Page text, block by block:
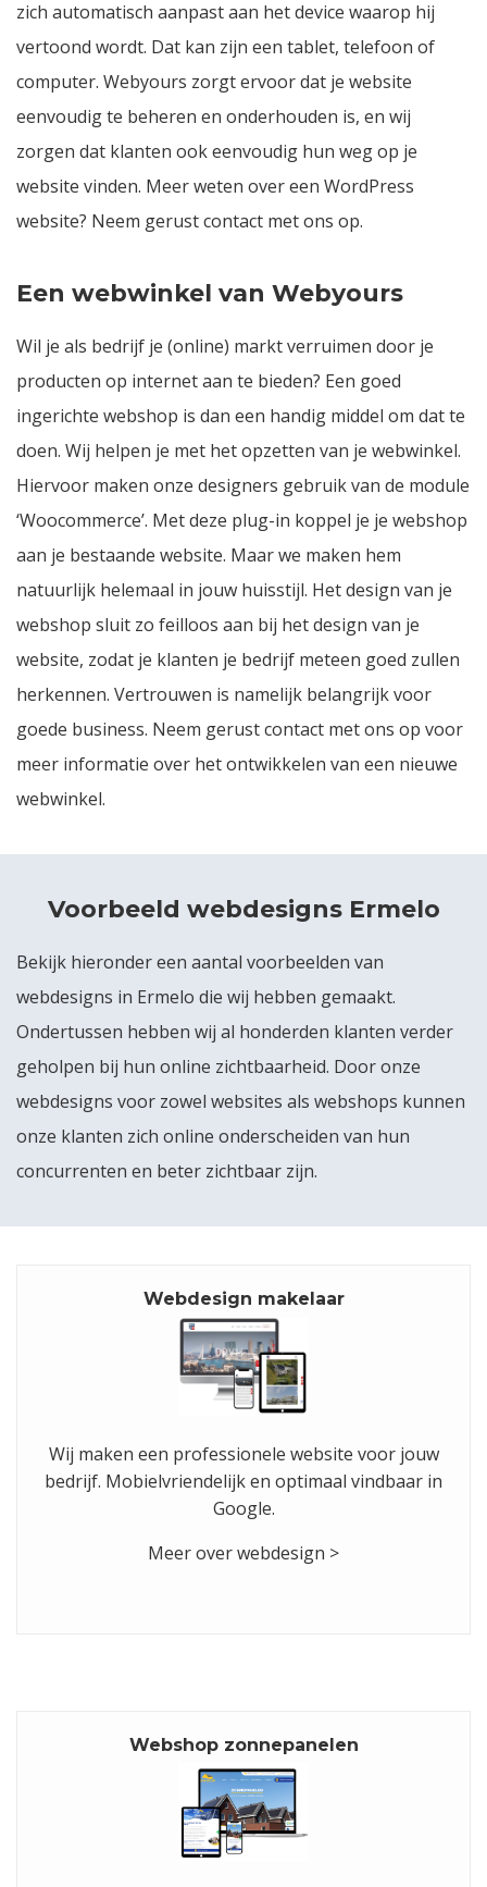
zich automatisch aanpast aan het device waarop hij
vertoond wordt. Dat kan zijn een tablet, telefoon of
computer. Webyours zorgt ervoor dat je website
eenvoudig te beheren en onderhouden is, en wij
zorgen dat klanten ook eenvoudig hun weg op je
website vinden. Meer weten over een WordPress
website? Neem gerust contact met ons op.
Een webwinkel van Webyours
Wil je als bedrijf je (online) markt verruimen door je
producten op internet aan te bieden? Een goed
ingerichte webshop is dan een handig middel om dat te
doen. Wij helpen je met het opzetten van je webwinkel.
Hiervoor maken onze designers gebruik van de module
‘Woocommerce’. Met deze plug-in koppel je je webshop
aan je bestaande website. Maar we maken hem
natuurlijk helemaal in jouw huisstijl. Het design van je
webshop sluit zo feilloos aan bij het design van je
website, zodat je klanten je bedrijf meteen goed zullen
herkennen. Vertrouwen is namelijk belangrijk voor
goede business. Neem gerust contact met ons op voor
meer informatie over het ontwikkelen van een nieuwe
webwinkel.
Voorbeeld webdesigns Ermelo
Bekijk hieronder een aantal voorbeelden van
webdesigns in Ermelo die wij hebben gemaakt.
Ondertussen hebben wij al honderden klanten verder
geholpen bij hun online zichtbaarheid. Door onze
webdesigns voor zowel websites als webshops kunnen
onze klanten zich online onderscheiden van hun
concurrenten en beter zichtbaar zijn.
Webdesign makelaar
Wij maken een professionele website voor jouw
bedrijf. Mobielvriendelijk en optimaal vindbaar in
Google.
Meer over webdesign >
Webshop zonnepanelen